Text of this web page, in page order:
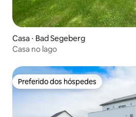
Casa ⋅ Bad Segeberg
Casa no lago
Preferido dos hóspedes
Preferido dos hóspedes